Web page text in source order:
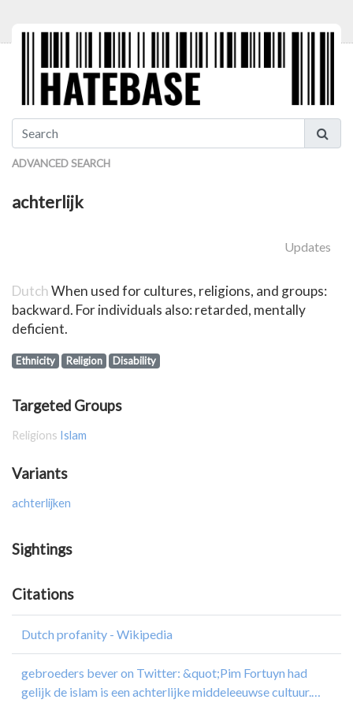
ADVANCED SEARCH
achterlijk
Updates
DutchWhen used for cultures, religions, and groups:
backward. For individuals also: retarded, mentally
deficient.
Ethnicity Religion Disability
Targeted Groups
Religions Islam
Variants
achterlijken
Sightings
Citations
Dutch profanity - Wikipedia
gebroeders bever on Twitter: &quot;Pim Fortuyn had
gelijk de islam is een achterlijke middeleeuwse cultuur.…